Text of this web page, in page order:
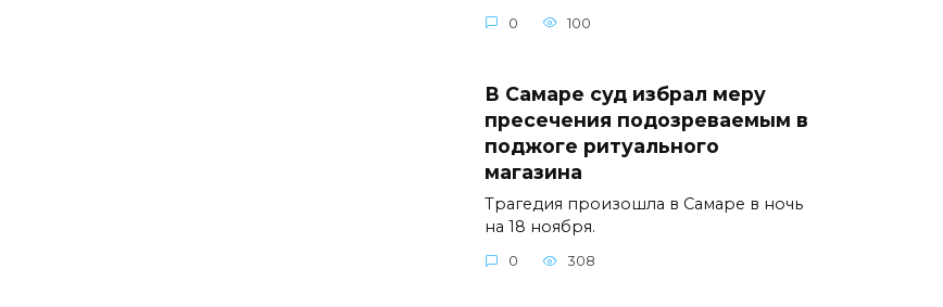
0 100
В Самаре суд избрал меру
пресечения подозреваемым в
поджоге ритуального
магазина
Трагедия произошла в Самаре в ночь
на 18 ноября.
0 308